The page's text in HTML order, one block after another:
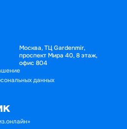
Москва, ТЦ Gardenmir,
проспект Мира 40, 8 этаж,
офис 804
данных